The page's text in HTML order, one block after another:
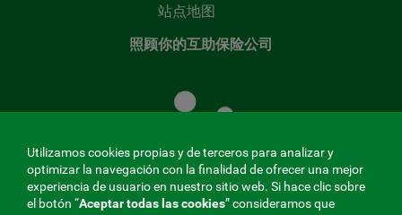
站点地图
照顾你的互助保险公司
共
同
基
Utilizamos cookies propias y de terceros para analizar y
optimizar la navegación con la finalidad de ofrecer una mejor
experiencia de usuario en nuestro sitio web. Si hace clic sobre
el botón “Aceptar todas las cookies” consideramos que